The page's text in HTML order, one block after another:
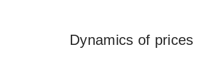
Dynamics of prices